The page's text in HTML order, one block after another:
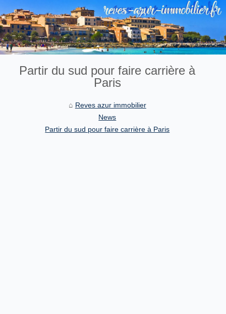
Partir du sud pour faire carrière à
Paris
Reves azur immobilier
News
Partir du sud pour faire carrière à Paris